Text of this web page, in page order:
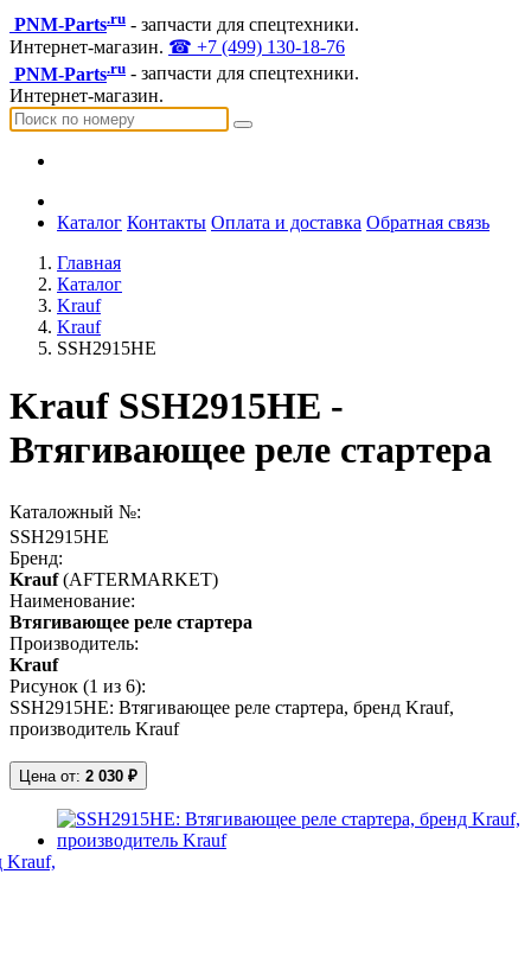
PNM-Parts.ru - запчасти для спецтехники.
Интернет-магазин. ☎ +7 (499) 130-18-76
PNM-Parts.ru - запчасти для спецтехники.
Интернет-магазин.
Каталог Контакты Оплата и доставка Обратная связь
Главная
Каталог
Krauf
Krauf
SSH2915HE
Krauf SSH2915HE -
Втягивающее реле стартера
Каталожный №:
SSH2915HE
Бренд:
Krauf (AFTERMARKET)
Наименование:
Втягивающее реле стартера
Производитель:
Krauf
Рисунок (1 из 6):
SSH2915HE: Втягивающее реле стартера, бренд Krauf,
производитель Krauf
Цена от: 2 030 ₽